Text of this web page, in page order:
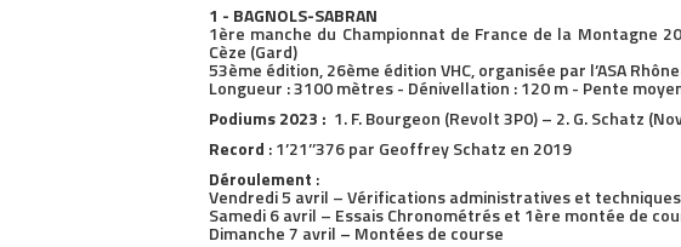
1 - BAGNOLS-SABRAN
1ère manche du Championnat de France de la Montagne
Cèze (Gard)
53ème édition, 26ème édition VHC, organisée par l’ASA
Longueur : 3100 mètres - Dénivellation : 120 m - Pente
Podiums 2023 : 1. F. Bourgeon (Revolt 3P0) – 2. G. Schatz
Record : 1’21’’376 par Geoffrey Schatz en 2019
Déroulement :
Vendredi 5 avril – Vérifications administratives et techniques
Samedi 6 avril – Essais Chronométrés et 1ère montée de
Dimanche 7 avril – Montées de course